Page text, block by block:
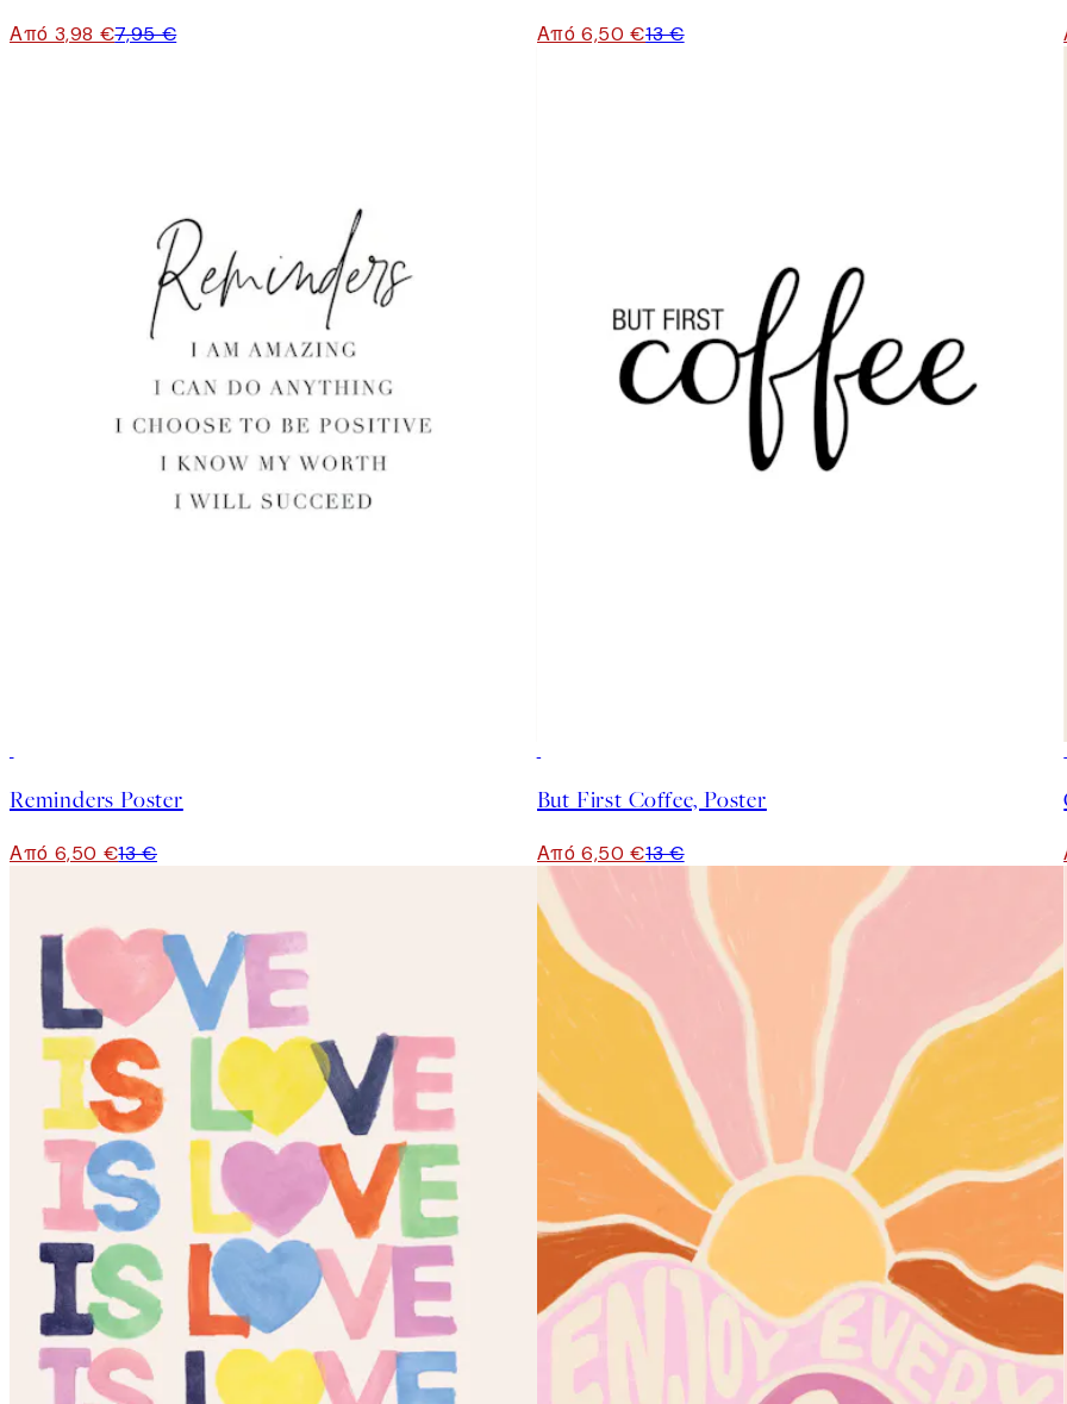
Από 3,98 €7,95 € Από 6,50 €13 €
Reminders Poster
Από 6,50 €13 €
But First Coffee, Poster
Από 6,50 €13 €